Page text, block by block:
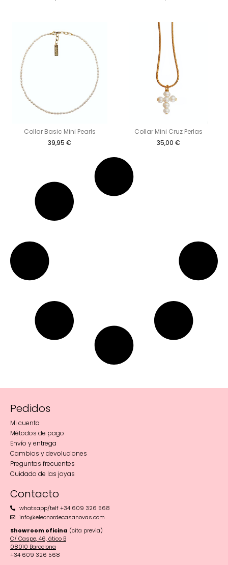
Collar Basic Mini Pearls
39,95 €
Collar Mini Cruz Perlas
35,00 €
Pedidos
Mi cuenta
Métodos de pago
Envío y entrega
Cambios y devoluciones
Preguntas frecuentes
Cuidado de las joyas
Contacto
whatsapp/telf +34 609 326 568
info@eleonordecasanovas.com
Showroom oficina (cita previa)
C/ Caspe, 46, ático B
08010 Barcelona‬
+34 609 326 568